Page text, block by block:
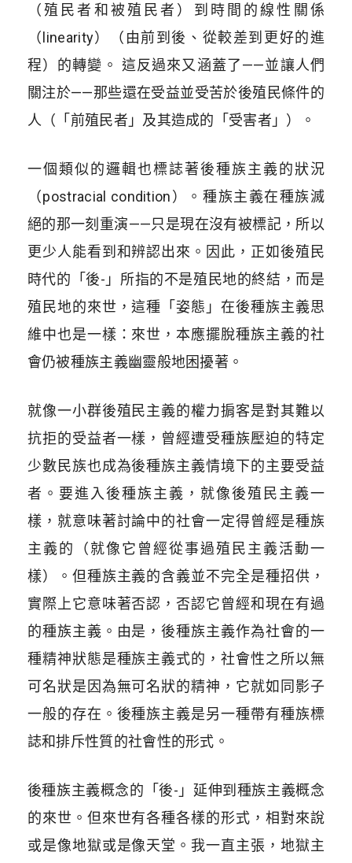
（殖民者和被殖民者）到時間的線性關係
（linearity）（由前到後、從較差到更好的進
程）的轉變。 這反過來又涵蓋了——並讓人們
關注於——那些還在受益並受苦於後殖民條件的
人（「前殖民者」及其造成的「受害者」）。
一個類似的邏輯也標誌著後種族主義的狀況
（postracial condition）。種族主義在種族滅
絕的那一刻重演——只是現在沒有被標記，所以
更少人能看到和辨認出來。因此，正如後殖民
時代的「後-」所指的不是殖民地的終結，而是
殖民地的來世，這種「姿態」在後種族主義思
維中也是一樣：來世，本應擺脫種族主義的社
會仍被種族主義幽靈般地困擾著。
就像一小群後殖民主義的權力掮客是對其難以
抗拒的受益者一樣，曾經遭受種族壓迫的特定
少數民族也成為後種族主義情境下的主要受益
者。要進入後種族主義，就像後殖民主義一
樣，就意味著討論中的社會一定得曾經是種族
主義的（就像它曾經從事過殖民主義活動一
樣）。但種族主義的含義並不完全是種招供，
實際上它意味著否認，否認它曾經和現在有過
的種族主義。由是，後種族主義作為社會的一
種精神狀態是種族主義式的，社會性之所以無
可名狀是因為無可名狀的精神，它就如同影子
一般的存在。後種族主義是另一種帶有種族標
誌和排斥性質的社會性的形式。
後種族主義概念的「後-」延伸到種族主義概念
的來世。但來世有各種各樣的形式，相對來說
或是像地獄或是像天堂。我一直主張，地獄主